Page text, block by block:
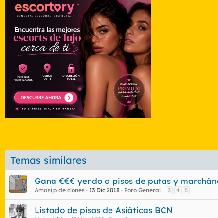
c
i
o
e
s
:
Temas similares
Gana €€€ yendo a pisos de putas y
Amasijo de clones 13 Dic 2018 Foro General 3 4 5
Listado de pisos de Asiáticas BCN